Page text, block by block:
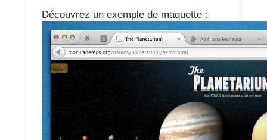
Découvrez un exemple de maquette :